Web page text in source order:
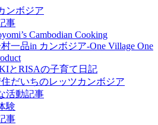
ンボジア
事
Cambodian Cooking
一品in カンボジア-One Village One
とRISAの子育て日記
だいちのレッツカンボジア
活動記事
験
事